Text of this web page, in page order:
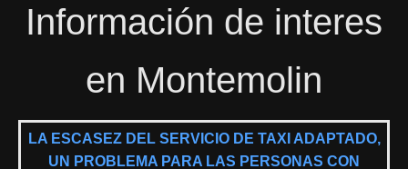
Información de interes
en Montemolin
LA ESCASEZ DEL SERVICIO DE TAXI ADAPTADO,
UN PROBLEMA PARA LAS PERSONAS CON